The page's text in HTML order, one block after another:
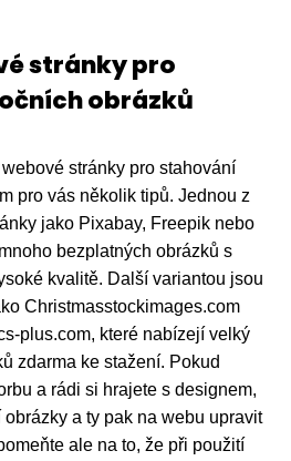
stránky pro
obrázků
stránky pro stahování
pro vás několik tipů. Jednou z
jako Pixabay, Freepik nebo
bezplatných obrázků s
kvalitě. Další variantou jsou
Christmasstockimages.com
plus.com, které nabízejí velký
zdarma ke stažení. Pokud
a rádi si hrajete s designem,
a ty pak na webu upravit
ale na to, že při použití